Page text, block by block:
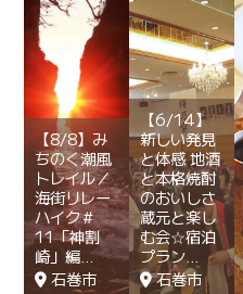
【8/8】み
ちのく潮風
トレイル／
海街リレー
ハイク＃
11「神割
崎」編
石巻市
【6/14】
新しい発見
と体感 地酒
と本格焼酎
のおいしさ
蔵元と楽し
む会☆宿泊
プラン
石巻市